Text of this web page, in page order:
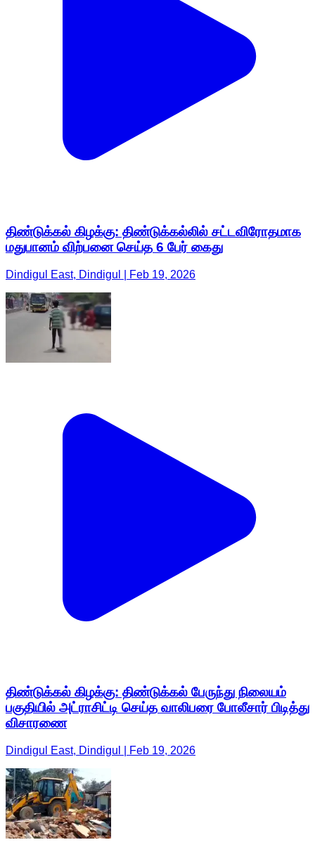
திண்டுக்கல் கிழக்கு: திண்டுக்கல்லில் சட்டவிரோதமாக
மதுபானம் விற்பனை செய்த 6 பேர் கைது
Dindigul East, Dindigul | Feb 19, 2026
திண்டுக்கல் கிழக்கு: திண்டுக்கல் பேருந்து நிலையம்
பகுதியில் அட்ராசிட்டி செய்த வாலிபரை போலீசார் பிடித்து
விசாரணை
Dindigul East, Dindigul | Feb 19, 2026